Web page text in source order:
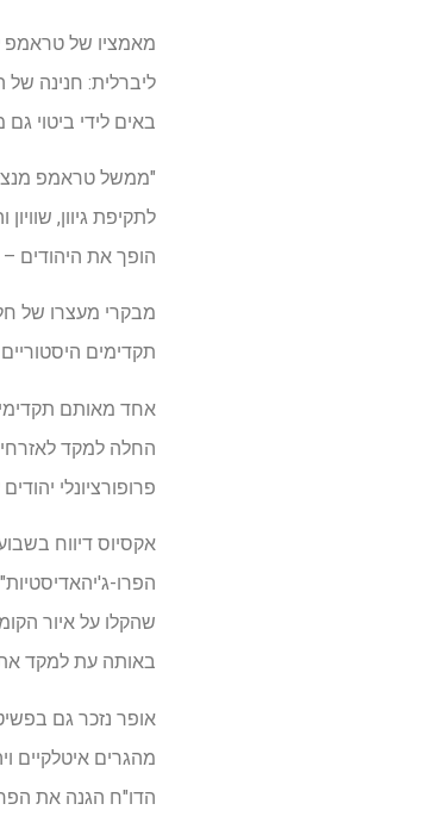
מאמציו של טראמפ
באים לידי ביטוי
"ממשל טראמפ מנצל
לתקיפת גיוון,
הופך את היהודים
מבקרי מעצרו של
תקדימים
אחד מאותם
החלה למקד
פרופורציונלי
אקסיוס דיווח
שהקלו על איור
באותה עת למקד את
מהגרים איטלקיים
הדו"ח הגנה את